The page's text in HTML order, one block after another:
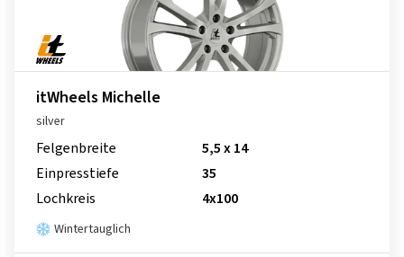
itWheels Michelle
silver
Felgenbreite
5,5 x 14
Einpresstiefe
35
Lochkreis
4x100
Wintertauglich